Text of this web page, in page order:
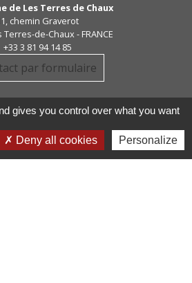
de Les Terres de Chaux
chemin Graverot
Terres-de-Chaux - FRANCE
+33 3 81 94 14 85
par formulaire
gives you control over what you want
Deny all cookies Personalize